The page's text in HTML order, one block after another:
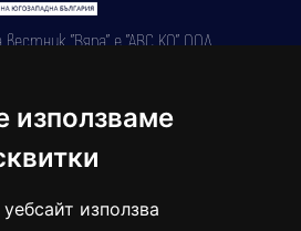
използваме
използва
"Вяра" е "АВС КО" ООД,
година.
43